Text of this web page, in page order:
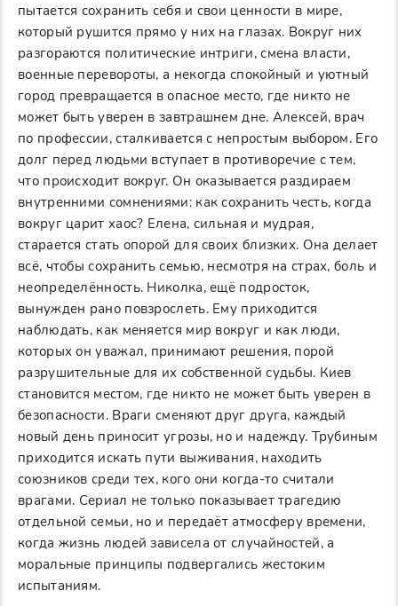
пытается сохранить себя и свои ценности в мире,
который рушится прямо у них на глазах. Вокруг них
разгораются политические интриги, смена власти,
военные перевороты, а некогда спокойный и уютный
город превращается в опасное место, где никто не
может быть уверен в завтрашнем дне. Алексей, врач
по профессии, сталкивается с непростым выбором. Его
долг перед людьми вступает в противоречие с тем,
что происходит вокруг. Он оказывается раздираем
внутренними сомнениями: как сохранить честь, когда
вокруг царит хаос? Елена, сильная и мудрая,
старается стать опорой для своих близких. Она делает
всё, чтобы сохранить семью, несмотря на страх, боль и
неопределённость. Николка, ещё подросток,
вынужден рано повзрослеть. Ему приходится
наблюдать, как меняется мир вокруг и как люди,
которых он уважал, принимают решения, порой
разрушительные для их собственной судьбы. Киев
становится местом, где никто не может быть уверен в
безопасности. Враги сменяют друг друга, каждый
новый день приносит угрозы, но и надежду. Трубиным
приходится искать пути выживания, находить
союзников среди тех, кого они когда-то считали
врагами. Сериал не только показывает трагедию
отдельной семьи, но и передаёт атмосферу времени,
когда жизнь людей зависела от случайностей, а
моральные принципы подвергались жестоким
испытаниям.